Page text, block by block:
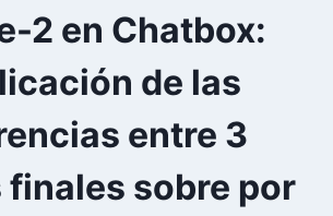
2 en Chatbox:
de las
entre 3
finales sobre por